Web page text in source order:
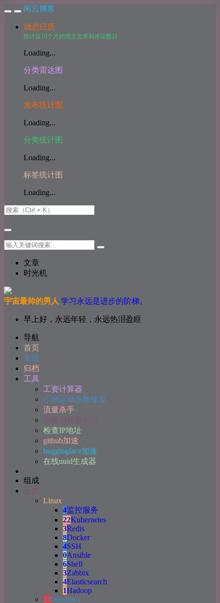
闲云博客
动态日历
统计近10个月的博主文章和评论数目
Loading...
分类雷达图
Loading...
发布统计图
Loading...
分类统计图
Loading...
标签统计图
Loading...
文章
时光机
宇宙最帅的男人 学习永远是进步的阶梯。
早上好，永远年轻，永远热泪盈眶
导航
首页
友链
归档
工具
工资计算器
小米运动步数修改
流量杀手
流量消耗器 Plus
检查IP地址
github加速
huggingface加速
在线uuid生成器
组成
分类
Linux
4监控服务
22Kubernetes
3Redis
8Docker
4SSH
0Ansible
6Shell
3Zabbix
4Elasticsearch
1Hadoop
23Windows